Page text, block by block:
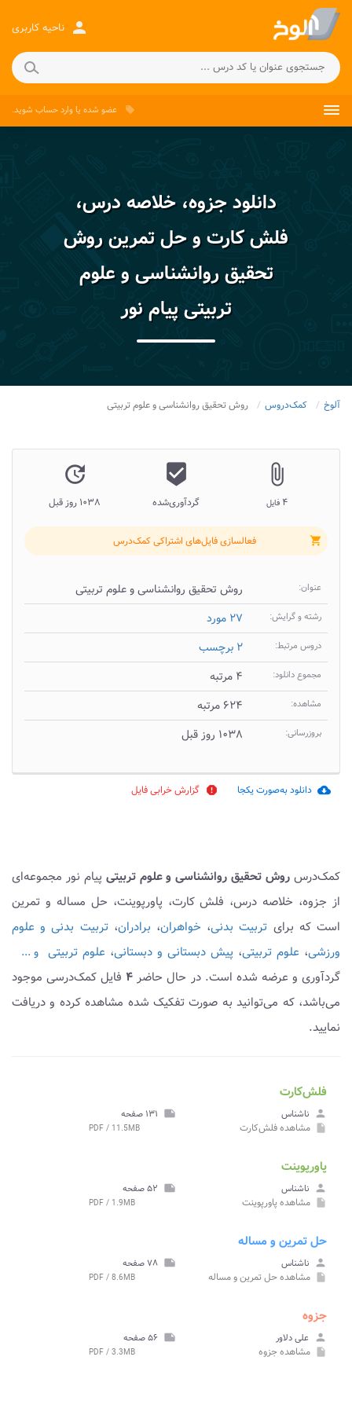
person ناحیه کاربری
local_offer عضو شده یاوارد حساب شوید.
دانلود جزوه، خلاصه درس،
فلش کارت و حل تمرین روش
تحقیق روانشناسی و علوم
تربیتی پیام نور
آلوخ کمک‌دروس روش تحقیق روانشناسی و علوم تربیتی
attach_file
۴ فایل
beenhere
گردآوری‌شده
update
۱۰۳۸ روز قبل
shopping_cart فعالسازی فایل‌های اشتراکی کمک‌درس
عنوان: روش تحقیق روانشناسی و علوم تربیتی
رشته و گرایش: ۲۷ مورد
دروس مرتبط: ۲ برچسب
مجموع دانلود: ۴ مرتبه
مشاهده: ۶۲۴ مرتبه
بروزرسانی: ۱۰۳۸ روز قبل
cloud_download دانلود به‌صورت یکجا report گزارش خرابی فایل
کمک‌درس روش تحقیق روانشناسی و علوم تربیتی پیام نور مجموعه‌ای
از جزوه، خلاصه درس، فلش کارت، پاورپوینت، حل مساله و تمرین
است که برای تربیت بدنی، خواهران، برادران،تربیت بدنی و علوم
ورزشی، علوم تربیتی، پیش دبستانی و دبستانی، علوم تربیتی و ...
گردآوری و عرضه شده است. در حال حاضر ۴فایل کمک‌درسی موجود
می‌باشد، که می‌توانید به صورت تفکیک شده مشاهده کرده و دریافت
نمایید.
فلش‌کارت
person ناشناس note ۱۳۱ صفحه
insert_drive_file مشاهدهفلش‌کارت PDF / 11.5MB
پاورپوینت
person ناشناس note ۵۲ صفحه
insert_drive_file مشاهده پاورپوینت PDF / 1.9MB
حل تمرین و مساله
person ناشناس note ۷۸ صفحه
insert_drive_file مشاهدهحل تمرین و مساله PDF / 8.6MB
جزوه
person علی دلاور note ۵۶ صفحه
insert_drive_file مشاهدهجزوه PDF / 3.3MB